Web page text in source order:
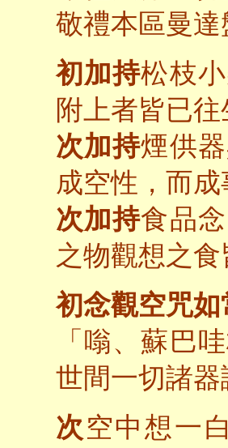
敬禮本區曼
初加持松枝
附上者皆已往
次加持煙供
成空性，而
次加持食品
之物觀想之
初念觀空咒如
「嗡、蘇巴
世間一切諸
次空中想一